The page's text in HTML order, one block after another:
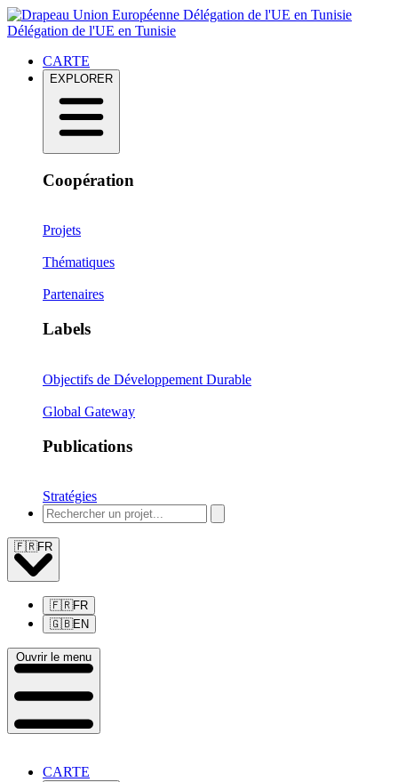
Délégation de l'UE en Tunisie
Délégation de l'UE en Tunisie
CARTE
EXPLORER
Coopération
Projets
Thématiques
Partenaires
Labels
Objectifs de Développement Durable
Global Gateway
Publications
Stratégies
🇫🇷FR
🇫🇷FR
🇬🇧EN
Ouvrir le menu
CARTE